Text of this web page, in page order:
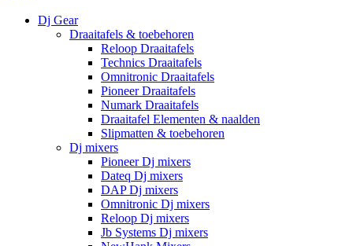
Dj Gear
Draaitafels & toebehoren
Reloop Draaitafels
Technics Draaitafels
Omnitronic Draaitafels
Pioneer Draaitafels
Numark Draaitafels
Draaitafel Elementen & naalden
Slipmatten & toebehoren
Dj mixers
Pioneer Dj mixers
Dateq Dj mixers
DAP Dj mixers
Omnitronic Dj mixers
Reloop Dj mixers
Jb Systems Dj mixers